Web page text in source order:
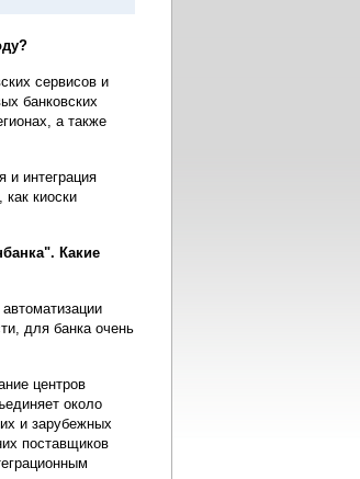
сервисов и
банковских
а также
и интеграция
киоски
Какие
для банка очень
центров
около
и зарубежных
поставщиков